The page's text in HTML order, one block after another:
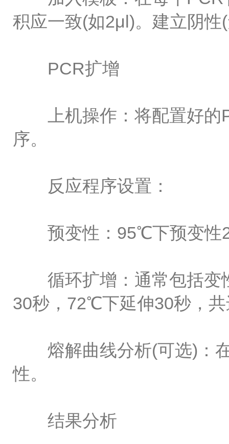
积应一致(如2μl)。建立阴
PCR扩增
上机操作：将配置好的
序。
反应程序设置：
预变性：95℃下预变性
循环扩增：通常包括变
30秒，72℃下延伸30秒，
熔解曲线分析(可选)：在
性。
结果分析